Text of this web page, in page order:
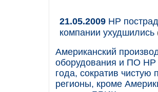
21.05.2009 HP
компании ухудшились
Американский
оборудования и ПО HP
года, сократив
регионы, кроме